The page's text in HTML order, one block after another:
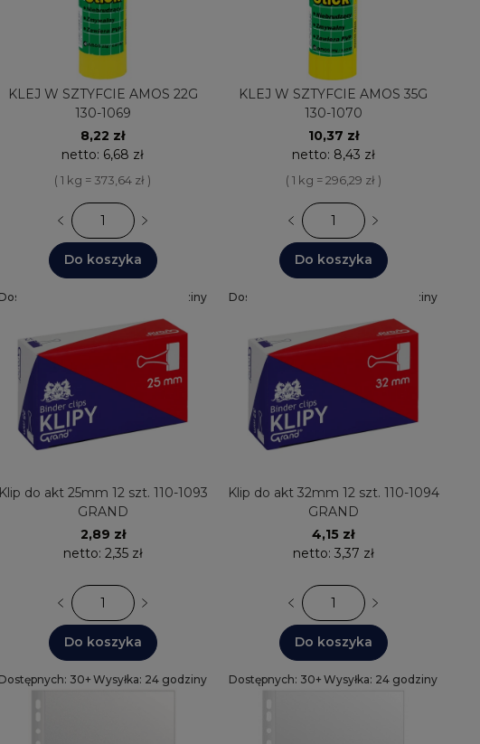
KLEJ W SZTYFCIE AMOS 22G
130-1069
8,22 zł
netto: 6,68 zł
( 1 kg = 373,64 zł )
Do koszyka
Dostępnych: 30+ Wysyłka: 24 godziny
KLEJ W SZTYFCIE AMOS 35G
130-1070
10,37 zł
netto: 8,43 zł
( 1 kg = 296,29 zł )
Do koszyka
Dostępnych: 30+ Wysyłka: 24 godziny
Klip do akt 25mm 12 szt. 110-1093
GRAND
2,89 zł
netto: 2,35 zł
Do koszyka
Dostępnych: 30+ Wysyłka: 24 godziny
Klip do akt 32mm 12 szt. 110-1094
GRAND
4,15 zł
netto: 3,37 zł
Do koszyka
Dostępnych: 30+ Wysyłka: 24 godziny